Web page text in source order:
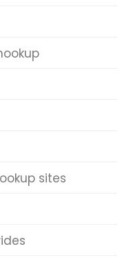
sites